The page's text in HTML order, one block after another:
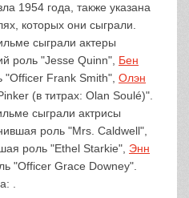
1954 года, также указана
которых они сыграли.
сыграли актеры
роль "Jesse Quinn", Бен
"Officer Frank Smith", Олэн
(в титрах: Olan Soulé)".
сыграли актрисы
роль "Mrs. Caldwell",
роль "Ethel Starkie", Энн
"Officer Grace Downey".
.